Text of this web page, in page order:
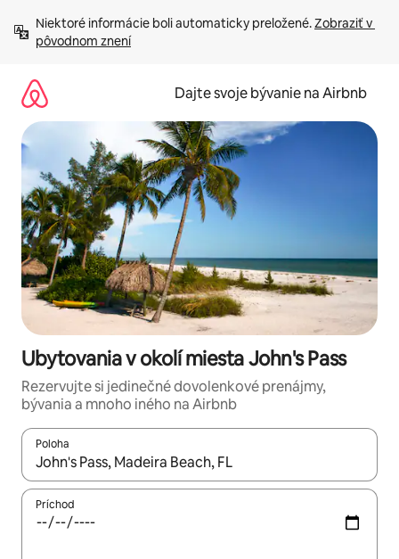
obsah.
Niektoré informácie boli automaticky preložené. Zobraziť v
pôvodnom znení
Dajte svoje bývanie na Airbnb
Ubytovania v okolí miesta John's Pass
Rezervujte si jedinečné dovolenkové prenájmy,
bývania a mnoho iného na Airbnb
Poloha
Keď budú výsledky k dispozícii, môžete si ich prechádzať
Príchod